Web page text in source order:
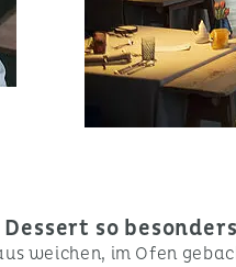
so
weichen, im Ofen